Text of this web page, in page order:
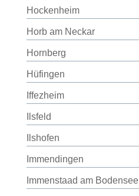
Hockenheim
Horb am Neckar
Hornberg
Hüfingen
Iffezheim
Ilsfeld
Ilshofen
Immendingen
Immenstaad am Bodensee